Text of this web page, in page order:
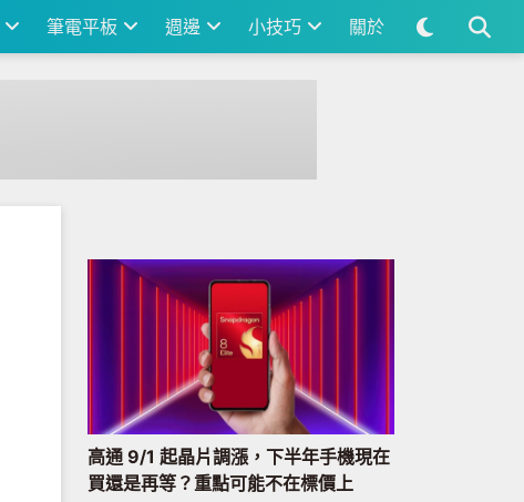
筆電平板 週邊 小技巧 關於
高通 9/1 起晶片調漲，下半年手機現在
買還是再等？重點可能不在標價上